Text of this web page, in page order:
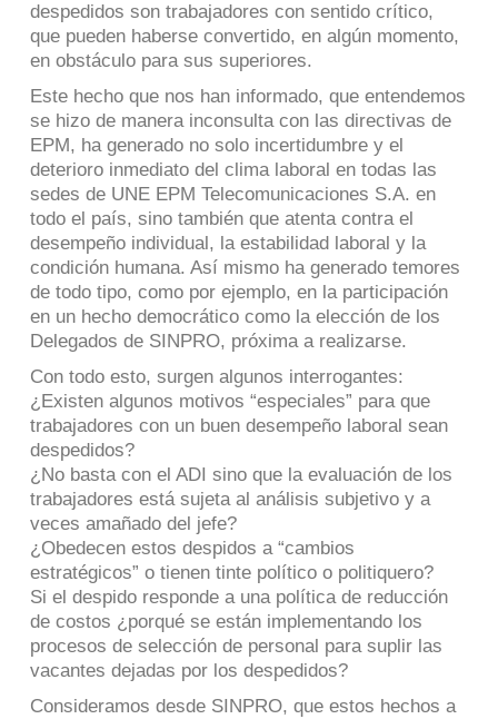
despedidos son trabajadores con sentido crítico,
que pueden haberse convertido, en algún momento,
en obstáculo para sus superiores.
Este hecho que nos han informado, que entendemos
se hizo de manera inconsulta con las directivas de
EPM, ha generado no solo incertidumbre y el
deterioro inmediato del clima laboral en todas las
sedes de UNE EPM Telecomunicaciones S.A. en
todo el país, sino también que atenta contra el
desempeño individual, la estabilidad laboral y la
condición humana. Así mismo ha generado temores
de todo tipo, como por ejemplo, en la participación
en un hecho democrático como la elección de los
Delegados de SINPRO, próxima a realizarse.
Con todo esto, surgen algunos interrogantes:
¿Existen algunos motivos “especiales” para que
trabajadores con un buen desempeño laboral sean
despedidos?
¿No basta con el ADI sino que la evaluación de los
trabajadores está sujeta al análisis subjetivo y a
veces amañado del jefe?
¿Obedecen estos despidos a “cambios
estratégicos” o tienen tinte político o politiquero?
Si el despido responde a una política de reducción
de costos ¿porqué se están implementando los
procesos de selección de personal para suplir las
vacantes dejadas por los despedidos?
Consideramos desde SINPRO, que estos hechos a